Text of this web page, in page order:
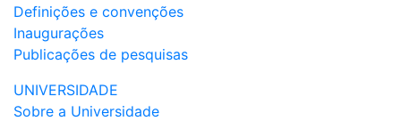
Definições e convenções
Inaugurações
Publicações de pesquisas
UNIVERSIDADE
Sobre a Universidade